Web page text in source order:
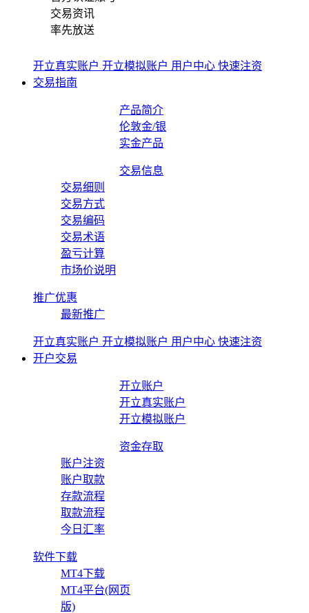
交易资讯
率先放送
开立真实账户 开立模拟账户 用户中心 快速注资
交易指南
产品简介
伦敦金/银
实金产品
交易信息
交易细则
交易方式
交易编码
交易术语
盈亏计算
市场价说明
推广优惠
最新推广
开立真实账户 开立模拟账户 用户中心 快速注资
开户交易
开立账户
开立真实账户
开立模拟账户
资金存取
账户注资
账户取款
存款流程
取款流程
今日汇率
软件下载
MT4下载
MT4平台(网页
版)